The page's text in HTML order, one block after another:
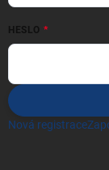
HESLO
Nová registrace